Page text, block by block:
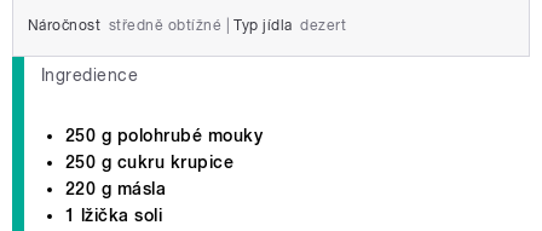
Náročnost středně obtížné Typ jídla dezert
Ingredience
250 g polohrubé mouky
250 g cukru krupice
220 g másla
1 lžička soli